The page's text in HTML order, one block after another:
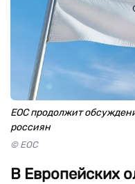
EOC продолжит
россиян
© EOC
В Европейских